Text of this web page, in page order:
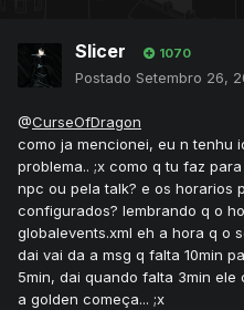
Slicer 1070
Postado Setembro 26,
@CurseOfDragon
como ja mencionei, eu n tenhu
problema.. ;x como q tu faz
npc ou pela talk? e os horarios
configurados? lembrando q o
globalevents.xml eh a hora q o
dai vai da a msg q falta 10min
5min, dai quando falta 3min
a golden começa... ;x